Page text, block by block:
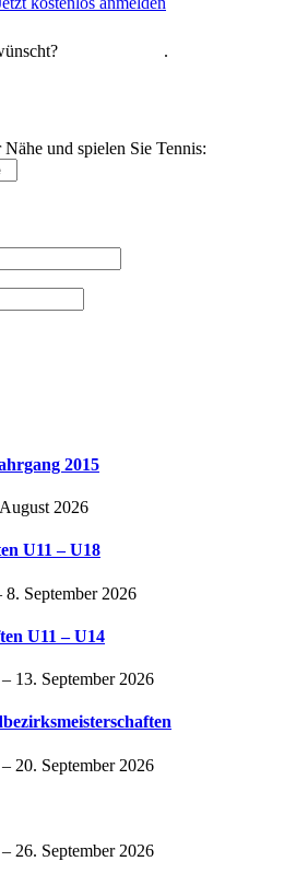
.
und spielen Sie Tennis:
2015
2026
U11 – U18
8. September 2026
U11 – U14
– 13. September 2026
– 20. September 2026
– 26. September 2026